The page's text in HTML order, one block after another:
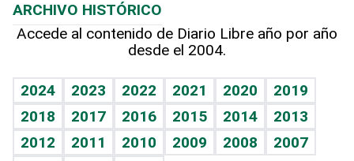
Hablando con el pediatra
Vida y familia
Eñe
Celebrando la vida
Línea de hit
TBT Deportivo
Hecho en casa
Guía del dinero
Cumpleaños
Horóscopos
Crucigramas
ARCHIVO HISTÓRICO
Accede al contenido de Diario Libre año por año
desde el 2004.
2024 2023 2022 2021 2020
2019
2018
2017 2016 2015 2014
2013
2012
2011 2010 2009 2008
2007